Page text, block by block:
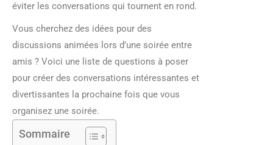
éviter les conversations qui tournent en rond.
Vous cherchez des idées pour des
discussions animées lors d’une soirée entre
amis ? Voici une liste de questions à poser
pour créer des conversations intéressantes et
divertissantes la prochaine fois que vous
organisez une soirée.
Sommaire